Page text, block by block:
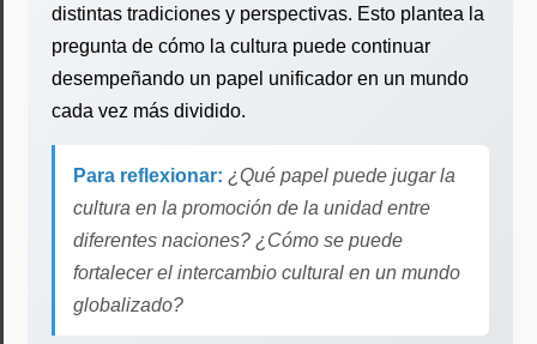
distintas tradiciones y perspectivas. Esto plantea la
pregunta de cómo la cultura puede continuar
desempeñando un papel unificador en un mundo
cada vez más dividido.
Para reflexionar: ¿Qué papel puede jugar la
cultura en la promoción de la unidad entre
diferentes naciones? ¿Cómo se puede
fortalecer el intercambio cultural en un mundo
globalizado?